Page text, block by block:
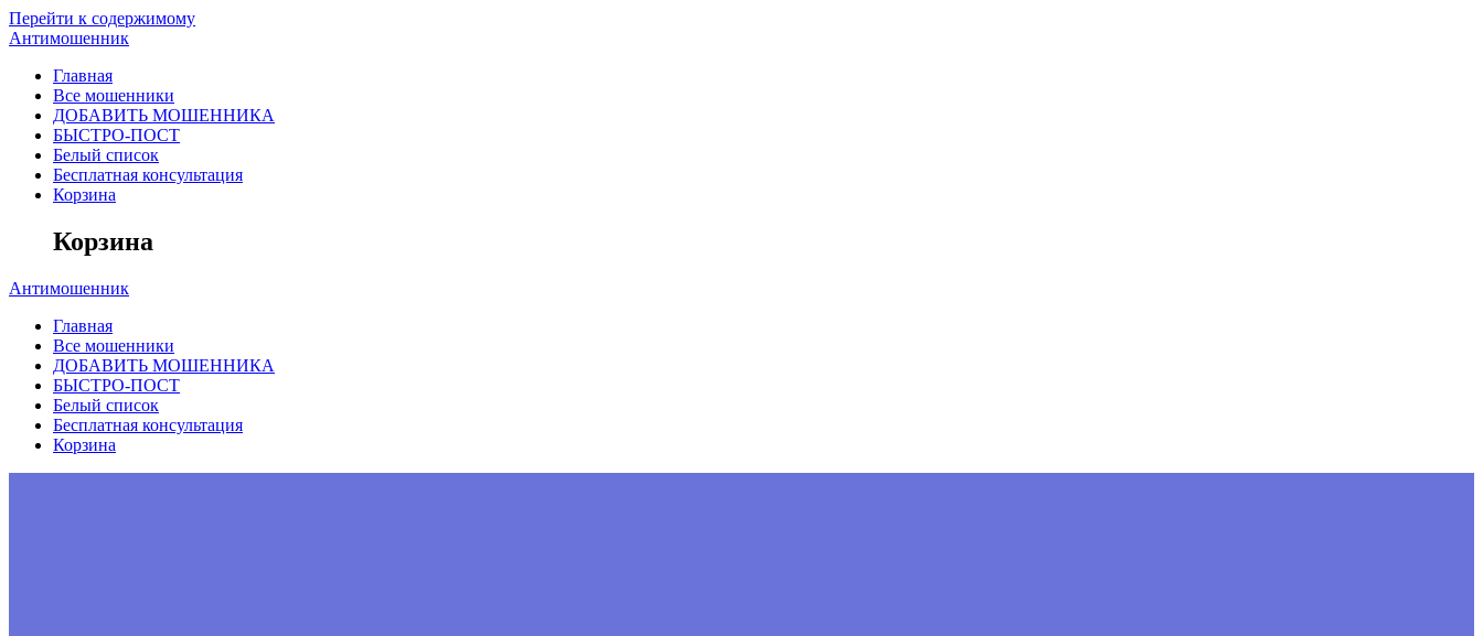
Перейти к содержимому
Антимошенник
Главная
Все мошенники
ДОБАВИТЬ МОШЕННИКА
БЫСТРО-ПОСТ
Белый список
Бесплатная консультация
Корзина
Корзина
Антимошенник
Главная
Все мошенники
ДОБАВИТЬ МОШЕННИКА
БЫСТРО-ПОСТ
Белый список
Бесплатная консультация
Корзина